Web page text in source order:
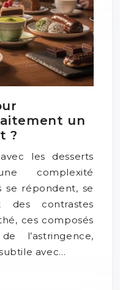
un
?
les desserts
complexité
se répondent, se
des contrastes
ces composés
l’astringence,
avec…